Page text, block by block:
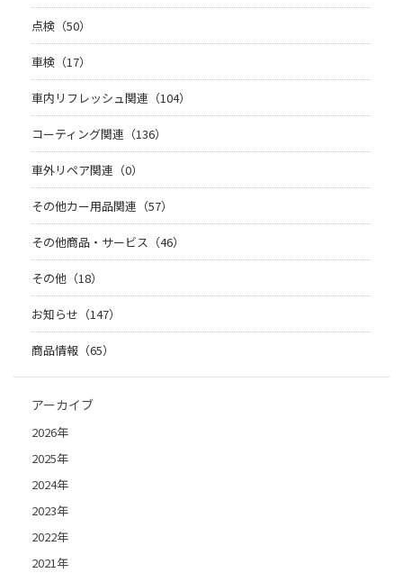
点検（50）
車検（17）
車内リフレッシュ関連（104）
コーティング関連（136）
車外リペア関連（0）
その他カー用品関連（57）
その他商品・サービス（46）
その他（18）
お知らせ（147）
商品情報（65）
アーカイブ
2026年
2025年
2024年
2023年
2022年
2021年